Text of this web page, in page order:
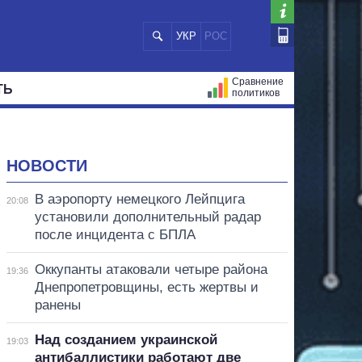
УКР РОС
Сравнение
политиков
НОВОСТИ
20:08
В аэропорту немецкого Лейпцига
установили дополнительный радар
после инцидента с БПЛА
19:36
Оккупанты атаковали четыре района
Днепропетровщины, есть жертвы и
ранены
19:03
Над созданием украинской
антибаллистики работают две